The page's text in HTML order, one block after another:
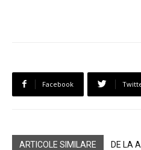
Facebook
ARTICOLE SIMILARE DE LA